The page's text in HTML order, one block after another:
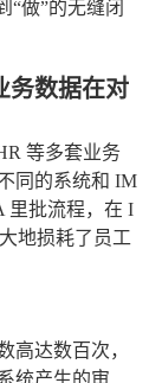
“做”的无缝闭
数据在对
等多套业务
同的系统和 IM
里批流程，在 I
地损耗了员工
高达数百次，
统产生的审